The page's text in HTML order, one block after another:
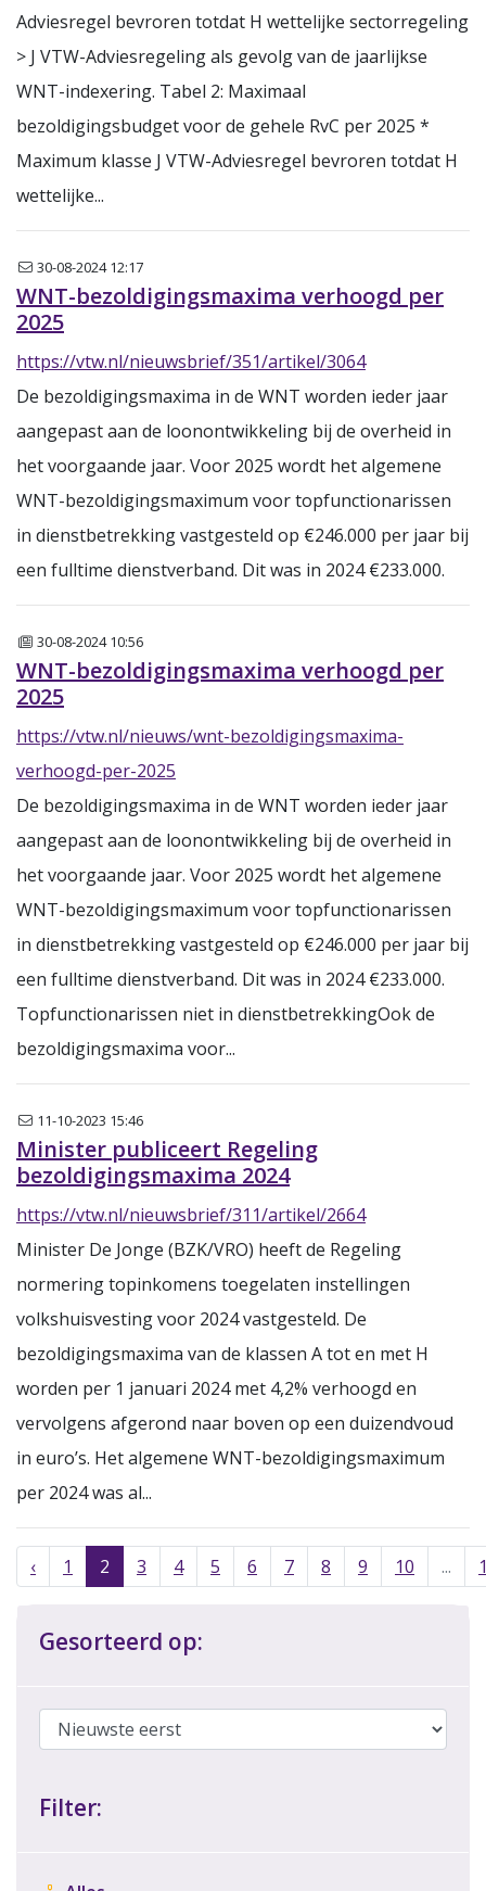
Adviesregel bevroren totdat H wettelijke sectorregeling
> J VTW-Adviesregeling als gevolg van de jaarlijkse
WNT-indexering. Tabel 2: Maximaal
bezoldigingsbudget voor de gehele RvC per 2025 *
Maximum klasse J VTW-Adviesregel bevroren totdat H
wettelijke...
Nieuwsbrief
30-08-2024 12:17
WNT-bezoldigingsmaxima verhoogd per
2025
https://vtw.nl/nieuwsbrief/351/artikel/3064
De bezoldigingsmaxima in de WNT worden ieder jaar
aangepast aan de loonontwikkeling bij de overheid in
het voorgaande jaar. Voor 2025 wordt het algemene
WNT-bezoldigingsmaximum voor topfunctionarissen
in dienstbetrekking vastgesteld op €246.000 per jaar bij
een fulltime dienstverband. Dit was in 2024 €233.000.
Nieuws
30-08-2024 10:56
WNT-bezoldigingsmaxima verhoogd per
2025
https://vtw.nl/nieuws/wnt-bezoldigingsmaxima-
verhoogd-per-2025
De bezoldigingsmaxima in de WNT worden ieder jaar
aangepast aan de loonontwikkeling bij de overheid in
het voorgaande jaar. Voor 2025 wordt het algemene
WNT-bezoldigingsmaximum voor topfunctionarissen
in dienstbetrekking vastgesteld op €246.000 per jaar bij
een fulltime dienstverband. Dit was in 2024 €233.000.
Topfunctionarissen niet in dienstbetrekkingOok de
bezoldigingsmaxima voor...
Nieuwsbrief
11-10-2023 15:46
Minister publiceert Regeling
bezoldigingsmaxima 2024
https://vtw.nl/nieuwsbrief/311/artikel/2664
Minister De Jonge (BZK/VRO) heeft de Regeling
normering topinkomens toegelaten instellingen
volkshuisvesting voor 2024 vastgesteld. De
bezoldigingsmaxima van de klassen A tot en met H
worden per 1 januari 2024 met 4,2% verhoogd en
vervolgens afgerond naar boven op een duizendvoud
in euro’s. Het algemene WNT-bezoldigingsmaximum
per 2024 was al...
‹ 1 2 3 4 5 6 7 8 9 10 ...
Gesorteerd op:
Filter: